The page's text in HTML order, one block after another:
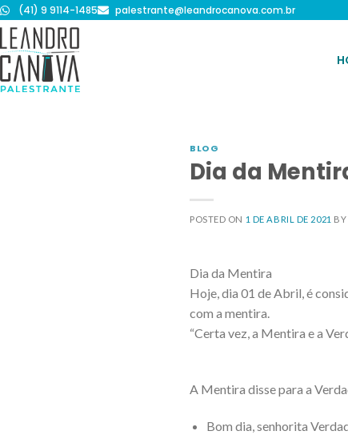
(41) 9 9114-1485 palestrante@leandrocanova.com.br
BLOG
Dia da
POSTED ON 1 DE ABRIL DE 2021 BY
Dia da Mentira
Hoje, dia 01 de Abril, é
com a mentira.
“Certa vez, a Mentira e a
A Mentira disse para a
Bom dia, senhorita